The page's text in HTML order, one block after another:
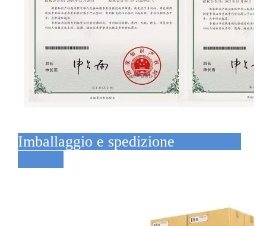
Imballaggio e spedizione